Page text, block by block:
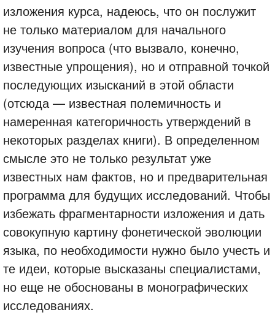
изложения курса, надеюсь, что он послужит
не только материалом для начального
изучения вопроса (что вызвало, конечно,
известные упрощения), но и отправной точкой
последующих изысканий в этой области
(отсюда — известная полемичность и
намеренная категоричность утверждений в
некоторых разделах книги). В определенном
смысле это не только результат уже
известных нам фактов, но и предварительная
программа для будущих исследований. Чтобы
избежать фрагментарности изложения и дать
совокупную картину фонетической эволюции
языка, по необходимости нужно было учесть и
те идеи, которые высказаны специалистами,
но еще не обоснованы в монографических
исследованиях.